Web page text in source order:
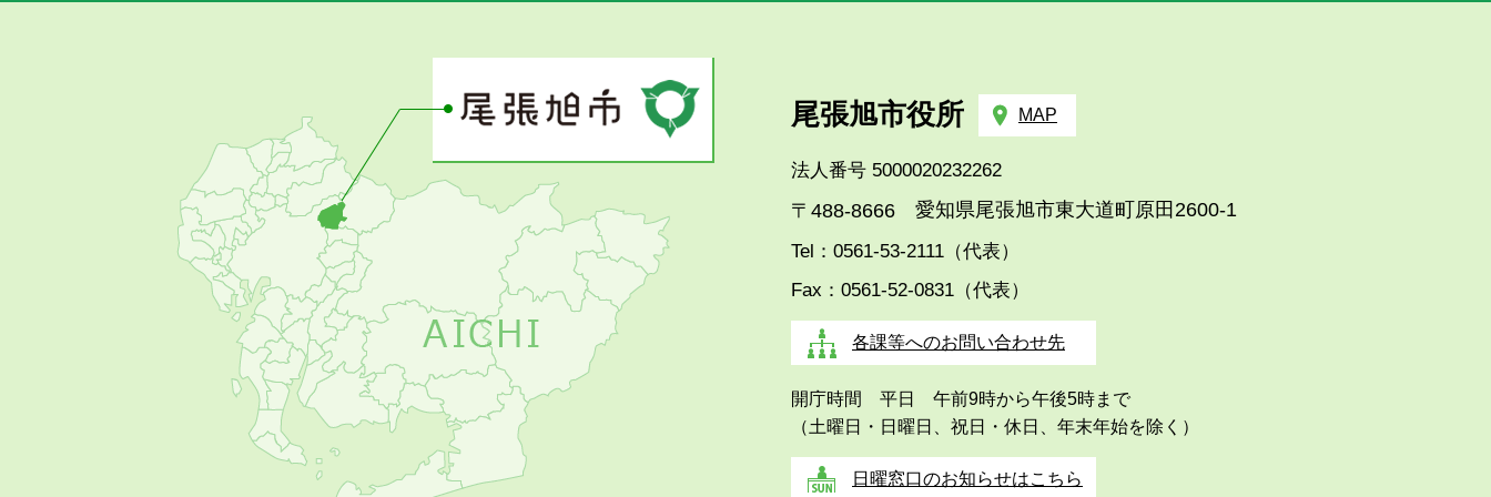
あ
す
め
尾張旭市役所 MAP
法人番号 5000020232262
〒488-8666 愛知県尾張旭市東大道町原田2600-1
Tel：0561-53-2111（代表）
Fax：0561-52-0831（代表）
各課等へのお問い合わせ先
開庁時間 平日 午前9時から午後5時まで
（土曜日・日曜日、祝日・休日、年末年始を除く）
日曜窓口のお知らせはこちら